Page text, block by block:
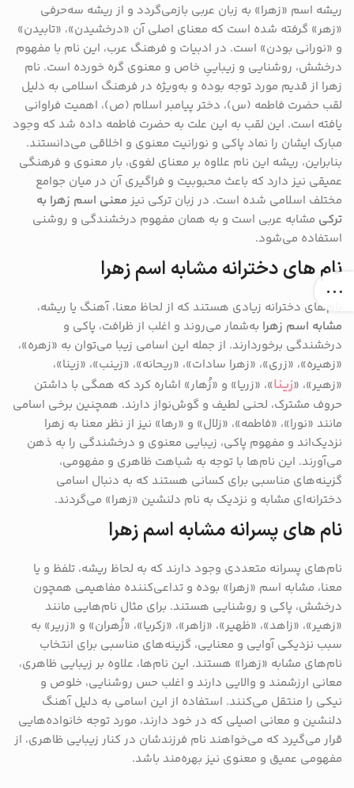
ریشه اسم «زهرا» به زبان عربی بازمی‌گردد و از ریشه سه‌حرفی
«زهر» گرفته شده است که معنای اصلی آن «درخشیدن»، «تابیدن»
و «نورانی بودن» است. در ادبیات و فرهنگ عرب، این نام با مفهوم
درخشش، روشنایی و زیباییِ خاص و معنوی گره خورده است. نام
زهرا از قدیم مورد توجه بوده و به‌ویژه در فرهنگ اسلامی به دلیل
لقب حضرت فاطمه (س)، دختر پیامبر اسلام (ص)، اهمیت فراوانی
یافته است. این لقب به این علت به حضرت فاطمه داده شد که وجود
مبارک ایشان را نماد پاکی و نورانیت معنوی و اخلاقی می‌دانستند.
بنابراین، ریشه این نام علاوه بر معنای لغوی، بار معنوی و فرهنگی
عمیقی نیز دارد که باعث محبوبیت و فراگیری آن در میان جوامع
مختلف اسلامی شده است. در زبان ترکی نیز معنی اسم زهرا به
ترکی مشابه عربی است و به همان مفهوم درخشندگی و روشنی
استفاده می‌شود.
نام های دخترانه مشابه اسم زهرا
نام‌های دخترانه زیادی هستند که از لحاظ معنا، آهنگ یا ریشه،
مشابه اسم زهرا به‌شمار می‌روند و اغلب از ظرافت، پاکی و
درخشندگی برخوردارند. از جمله این اسامی زیبا می‌توان به «زهره»،
«زهیره»، «زری»، «زهرا سادات»، «ریحانه»، «زینب»، «زینا»،
«زهیر»، «زینا»، «زریا» و «زُهار» اشاره کرد که همگی با داشتن
حروف مشترک، لحنی لطیف و گوش‌نواز دارند. همچنین برخی اسامی
مانند «نورا»، «فاطمه»، «زلال» و «رها» نیز از نظر معنا به زهرا
نزدیک‌اند و مفهوم پاکی، زیبایی معنوی و درخشندگی را به ذهن
می‌آورند. این نام‌ها با توجه به شباهت ظاهری و مفهومی،
گزینه‌های مناسبی برای کسانی هستند که به دنبال اسامی
دخترانه‌ای مشابه و نزدیک به نام دلنشین «زهرا» می‌گردند.
نام های پسرانه مشابه اسم زهرا
نام‌های پسرانه متعددی وجود دارند که به لحاظ ریشه، تلفظ و یا
معنا، مشابه اسم «زهرا» بوده و تداعی‌کننده مفاهیمی همچون
درخشش، پاکی و روشنایی هستند. برای مثال نام‌هایی مانند
«زهیر»، «زاهد»، «ظهیر»، «زاهر»، «زکریا»، «زُهران» و «زریر» به
سبب نزدیکی آوایی و معنایی، گزینه‌های مناسبی برای انتخاب
نام‌های مشابه «زهرا» هستند. این نام‌ها، علاوه بر زیبایی ظاهری،
معانی ارزشمند و والایی دارند و اغلب حس روشنایی، خلوص و
نیکی را منتقل می‌کنند. استفاده از این اسامی به دلیل آهنگ
دلنشین و معانی اصیلی که در خود دارند، مورد توجه خانواده‌هایی
قرار می‌گیرد که می‌خواهند نام فرزندشان در کنار زیبایی ظاهری، از
مفهومی عمیق و معنوی نیز بهره‌مند باشد.